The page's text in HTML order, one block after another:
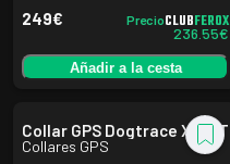
249€ PrecioCLUBFEROX
236.55€
Añadir a la cesta
Collar GPS Dogtrace X30-T
Collares GPS